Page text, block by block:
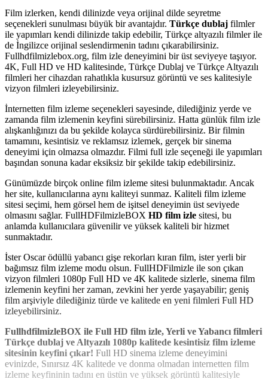
Film izlerken, kendi dilinizde veya orijinal dilde seyretme
seçenekleri sunulması büyük bir avantajdır. Türkçe dublaj filmler
ile yapımları kendi dilinizde takip edebilir, Türkçe altyazılı filmler ile
de İngilizce orijinal seslendirmenin tadını çıkarabilirsiniz.
Fullhdfilmizlebox.org, film izle deneyimini bir üst seviyeye taşıyor.
4K, Full HD ve HD kalitesinde, Türkçe Dublaj ve Türkçe Altyazılı
filmleri her cihazdan rahatlıkla kusursuz görüntü ve ses kalitesiyle
vizyon filmleri izleyebilirsiniz.
İnternetten film izleme seçenekleri sayesinde, dilediğiniz yerde ve
zamanda film izlemenin keyfini sürebilirsiniz. Hatta günlük film izle
alışkanlığınızı da bu şekilde kolayca sürdürebilirsiniz. Bir filmin
tamamını, kesintisiz ve reklamsız izlemek, gerçek bir sinema
deneyimi için olmazsa olmazdır. Filmi full izle seçeneği ile yapımları
başından sonuna kadar eksiksiz bir şekilde takip edebilirsiniz.
Günümüzde birçok online film izleme sitesi bulunmaktadır. Ancak
her site, kullanıcılarına aynı kaliteyi sunmaz. Kaliteli film izleme
sitesi seçimi, hem görsel hem de işitsel deneyimin üst seviyede
olmasını sağlar. FullHDFilmizleBOX HD film izle sitesi, bu
anlamda kullanıcılara güvenilir ve yüksek kaliteli bir hizmet
sunmaktadır.
İster Oscar ödüllü yabancı gişe rekorları kıran film, ister yerli bir
bağımsız film izleme modu olsun. FullHDFilmizle ile son çıkan
vizyon filmleri 1080p Full HD ve 4K kalitede sizlerle, sinema film
izlemenin keyfini her zaman, zevkini her yerde yaşayabilir; geniş
film arşiviyle dilediğiniz türde ve kalitede en yeni filmleri Full HD
izleyebilirsiniz.
FullhdfilmizleBOX ile Full HD film izle, Yerli ve Yabancı filmleri
Türkçe dublaj ve Altyazılı 1080p kalitede kesintisiz film izleme
sitesinin keyfini çıkar! Full HD sinema izleme deneyimini
evinizde, Sınırsız 4K kalitede ve donma olmadan internetten film
izleme keyfininin tadını en üstün ve yüksek görüntü kalitesiyle